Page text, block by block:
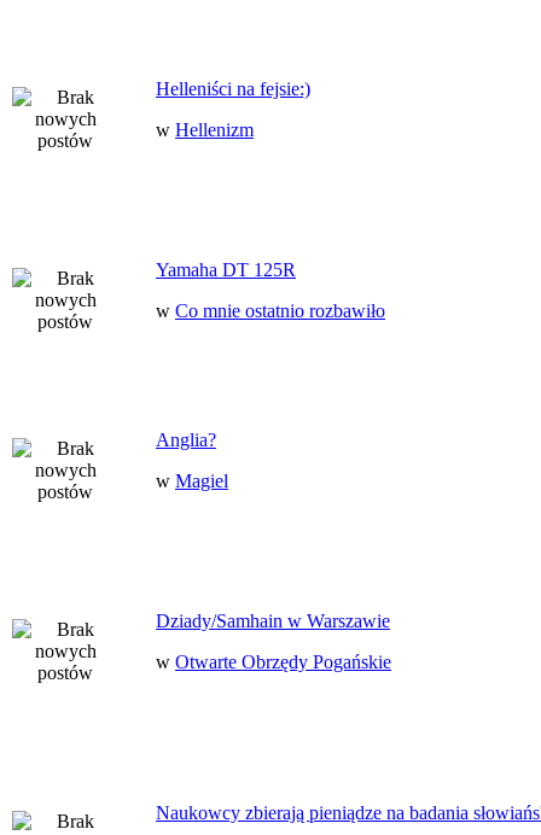
Helleniści na fejsie:)
w Hellenizm
Yamaha DT 125R
w Co mnie ostatnio rozbawiło
Anglia?
w Magiel
Dziady/Samhain w Warszawie
w Otwarte Obrzędy Pogańskie
Naukowcy zbierają pieniądze na badania